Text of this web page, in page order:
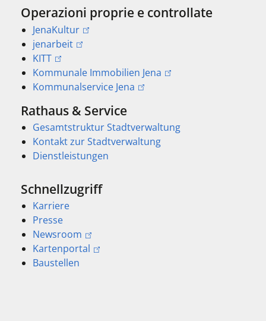
Operazioni proprie e controllate
JenaKultur
jenarbeit
KITT
Kommunale Immobilien Jena
Kommunalservice Jena
Rathaus & Service
Gesamtstruktur Stadtverwaltung
Kontakt zur Stadtverwaltung
Dienstleistungen
Schnellzugriff
Karriere
Presse
Newsroom
Kartenportal
Baustellen